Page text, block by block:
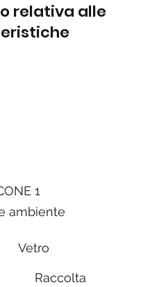
relativa alle
1
ambiente
Vetro
Raccolta